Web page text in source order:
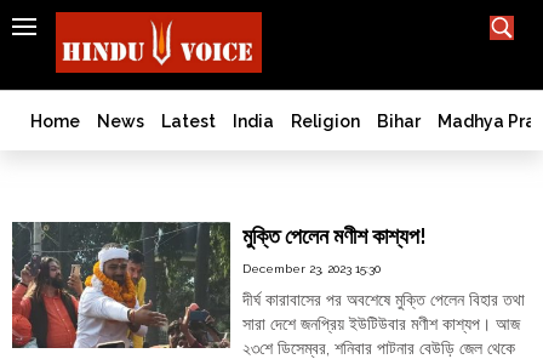
SEARCH
India
Bangladesh
West
History
Articles
Love
Jihad
Home News Latest India Religion Bihar Madhya
মুক্তি পেলেন মণীশ কাশ্যপ!
December 23, 2023 15:30
দীর্ঘ কারাবাসের পর অবশেষে মুক্তি পেলেন বিহার তথা
সারা দেশে জনপ্রিয় ইউটিউবার মণীশ কাশ্যপ। আজ
২৩শে ডিসেম্বর, শনিবার পাটনার বেউড়ি জেল থেকে